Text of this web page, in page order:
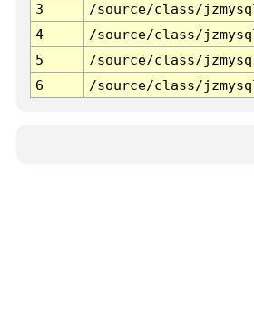
3
/source/class/
4
/source/class/
5
/source/class/
6
/source/class/